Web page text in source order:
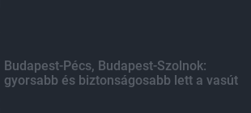
Budapest-Pécs, Budapest-Szolnok:
gyorsabb és biztonságosabb lett a vasút